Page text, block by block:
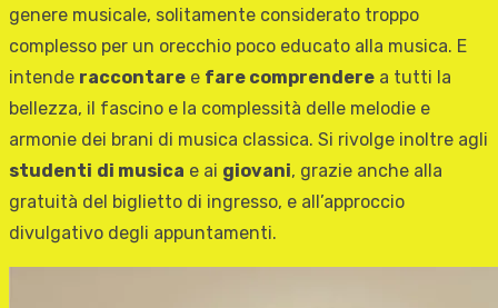
genere musicale, solitamente considerato troppo
complesso per un orecchio poco educato alla musica. E
intende raccontare e fare comprendere a tutti la
bellezza, il fascino e la complessità delle melodie e
armonie dei brani di musica classica. Si rivolge inoltre agli
studenti di musica e ai giovani, grazie anche alla
gratuità del biglietto di ingresso, e all’approccio
divulgativo degli appuntamenti.